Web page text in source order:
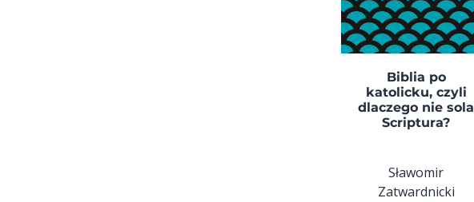
Biblia po
katolicku, czyli
dlaczego nie sola
Scriptura?
Sławomir
Zatwardnicki